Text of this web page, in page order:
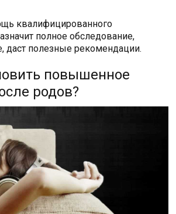
квалифицированного
полное обследование,
даст полезные рекомендации.
повышенное
родов?